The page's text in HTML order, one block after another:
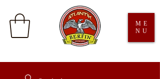
ME
NU